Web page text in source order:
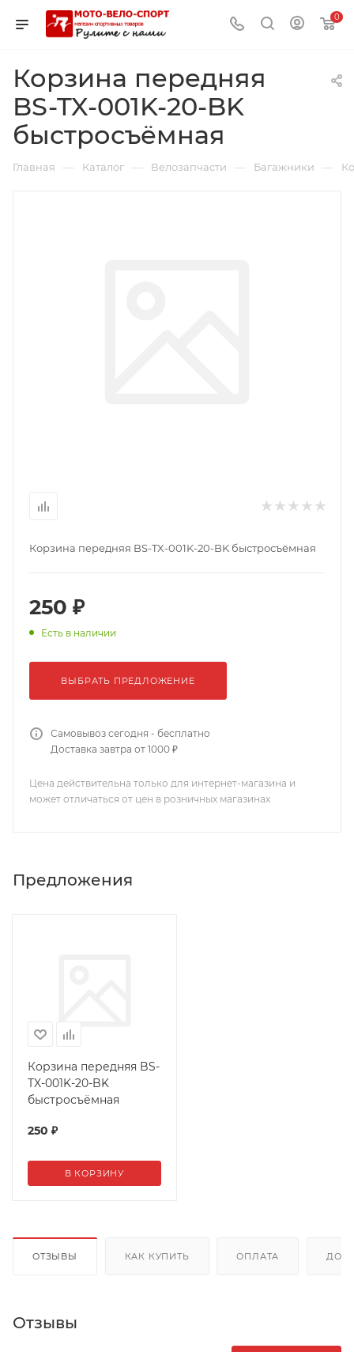
0
Корзина передняя
BS-TX-001K-20-BK
быстросъёмная
Главная — Каталог — Велозапчасти — Багажники —
Корзина передняя BS-TX-001K-20-BK быстросъёмная
250 ₽
Есть в наличии
ВЫБРАТЬ ПРЕДЛОЖЕНИЕ
Самовывоз сегодня - бесплатно
Доставка завтра от 1000 ₽
Цена действительна только для интернет-магазина и
может отличаться от цен в розничных магазинах
Предложения
Корзина передняя BS-
TX-001K-20-BK
быстросъёмная
250 ₽
В КОРЗИНУ
ОТЗЫВЫ КАК КУПИТЬ ОПЛАТА
Отзывы